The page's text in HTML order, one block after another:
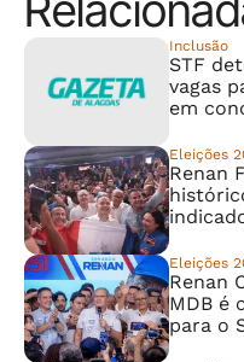
Inclusão
STF
vagas
em
Eleições
Renan
Eleições
Renan
MDB é
para o